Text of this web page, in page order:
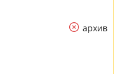
архив